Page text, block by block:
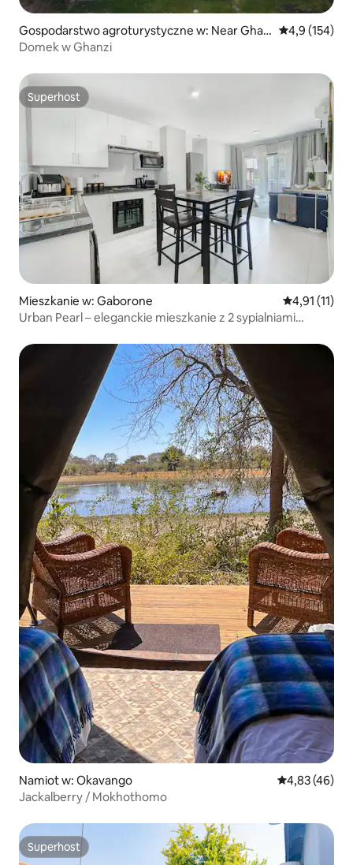
Gospodarstwo agroturystyczne w: Near Ghan
zi
Średnia
4,9 (154)
Domek w Ghanzi
Superhost
Superhost
Mieszkanie w: Gaborone Średnia
4,91 (11)
Urban Pearl – eleganckie mieszkanie z 2 sypialniami
Namiot w: Okavango Średnia
4,83 (46)
Jackalberry / Mokhothomo
Superhost
Superhost